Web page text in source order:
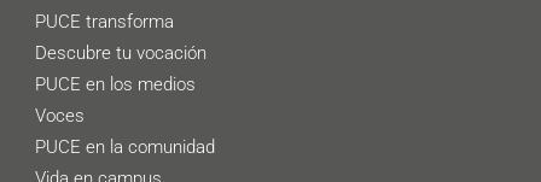
PUCE transforma
Descubre tu vocación
PUCE en los medios
Voces
PUCE en la comunidad